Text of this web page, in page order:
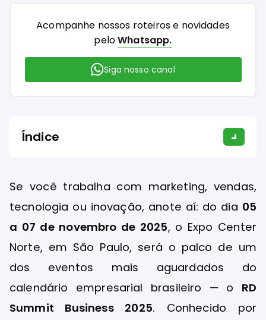
Acompanhe nossos roteiros e novidades
peloWhatsapp.
Siga nosso canal
Índice
Se você trabalha com marketing, vendas,
tecnologia ou inovação, anote aí: do dia 05
a 07 de novembro de 2025, o Expo Center
Norte, em São Paulo, será o palco de um
dos eventos mais aguardados do
calendário empresarial brasileiro — o RD
Summit Business 2025. Conhecido por